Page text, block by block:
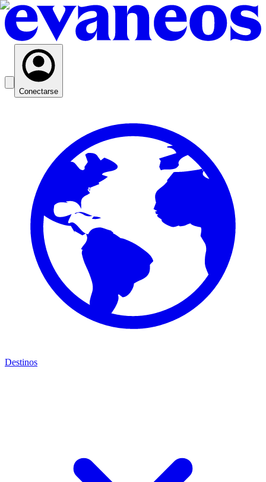
Conectarse
Destinos